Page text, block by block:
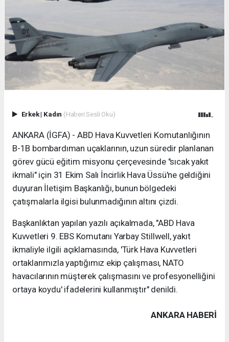
Erkek| Kadın (Haberi Sesli Oku)
ANKARA (İGFA) - ABD Hava Kuvvetleri Komutanlığının
B-1B bombardıman uçaklarının, uzun süredir planlanan
görev gücü eğitim misyonu çerçevesinde "sıcak yakıt
ikmali" için 31 Ekim Salı İncirlik Hava Üssü'ne geldiğini
duyuran İletişim Başkanlığı, bunun bölgedeki
çatışmalarla ilgisi bulunmadığının altını çizdi.
Başkanlıktan yapılan yazılı açıkalmada, "ABD Hava
Kuvvetleri 9. EBS Komutanı Yarbay Stillwell, yakıt
ikmaliyle ilgili açıklamasında, 'Türk Hava Kuvvetleri
ortaklarımızla yaptığımız ekip çalışması, NATO
havacılarının müşterek çalışmasını ve profesyonelliğini
ortaya koydu' ifadelerini kullanmıştır" denildi.
ANKARA HABERİ